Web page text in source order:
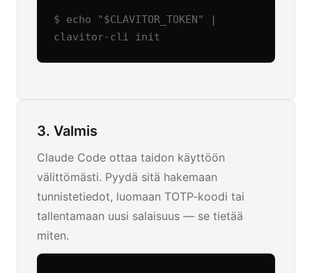
$ echo "$CLAVITOR_TOKEN" |
clavitor-cli init
3. Valmis
Claude Code ottaa taidon käyttöön
välittömästi. Pyydä sitä hakemaan
tunnistetiedot, luomaan TOTP-koodi tai
tallentamaan uusi salaisuus — se tietää
miten.